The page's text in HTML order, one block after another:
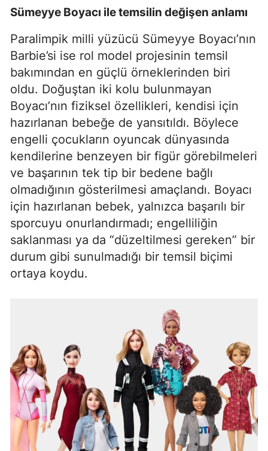
Sümeyye Boyacı ile temsilin değişen anlamı
Paralimpik milli yüzücü Sümeyye Boyacı’nın
Barbie’si ise rol model projesinin temsil
bakımından en güçlü örneklerinden biri
oldu. Doğuştan iki kolu bulunmayan
Boyacı’nın fiziksel özellikleri, kendisi için
hazırlanan bebeğe de yansıtıldı. Böylece
engelli çocukların oyuncak dünyasında
kendilerine benzeyen bir figür görebilmeleri
ve başarının tek tip bir bedene bağlı
olmadığının gösterilmesi amaçlandı. Boyacı
için hazırlanan bebek, yalnızca başarılı bir
sporcuyu onurlandırmadı; engelliliğin
saklanması ya da “düzeltilmesi gereken” bir
durum gibi sunulmadığı bir temsil biçimi
ortaya koydu.